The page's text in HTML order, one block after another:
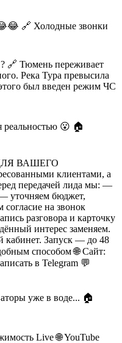
🔗 Холодные звонки
🔗 Тюмень переживает
Река Тура превысила
был введен режим ЧС
реальностью 😮 🏠
ВАШЕГО
клиентами, а
передачей лида мы: —
уточняем бюджет,
на звонок
разговора и карточку
интерес заменяем.
Запуск — до 48
способом 🌐 Сайт:
в Telegram 💬
уже в воде... 🏠
Live 🌐 YouTube